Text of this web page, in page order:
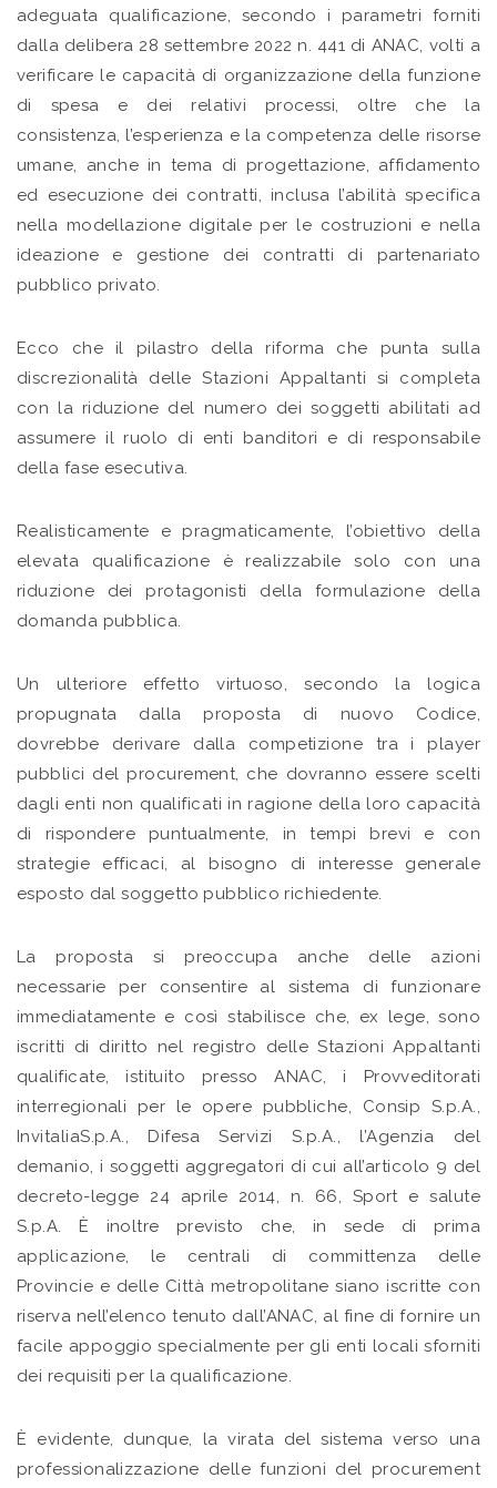
adeguata qualificazione, secondo i parametri forniti
dalla delibera 28 settembre 2022 n. 441 di ANAC, volti a
verificare le capacità di organizzazione della funzione
di spesa e dei relativi processi, oltre che la
consistenza, l’esperienza e la competenza delle risorse
umane, anche in tema di progettazione, affidamento
ed esecuzione dei contratti, inclusa l’abilità specifica
nella modellazione digitale per le costruzioni e nella
ideazione e gestione dei contratti di partenariato
pubblico privato.
Ecco che il pilastro della riforma che punta sulla
discrezionalità delle Stazioni Appaltanti si completa
con la riduzione del numero dei soggetti abilitati ad
assumere il ruolo di enti banditori e di responsabile
della fase esecutiva.
Realisticamente e pragmaticamente, l’obiettivo della
elevata qualificazione è realizzabile solo con una
riduzione dei protagonisti della formulazione della
domanda pubblica.
Un ulteriore effetto virtuoso, secondo la logica
propugnata dalla proposta di nuovo Codice,
dovrebbe derivare dalla competizione tra i player
pubblici del procurement, che dovranno essere scelti
dagli enti non qualificati in ragione della loro capacità
di rispondere puntualmente, in tempi brevi e con
strategie efficaci, al bisogno di interesse generale
esposto dal soggetto pubblico richiedente.
La proposta si preoccupa anche delle azioni
necessarie per consentire al sistema di funzionare
immediatamente e così stabilisce che, ex lege, sono
iscritti di diritto nel registro delle Stazioni Appaltanti
qualificate, istituito presso ANAC, i Provveditorati
interregionali per le opere pubbliche, Consip S.p.A.,
InvitaliaS.p.A., Difesa Servizi S.p.A., l’Agenzia del
demanio, i soggetti aggregatori di cui all’articolo 9 del
decreto-legge 24 aprile 2014, n. 66, Sport e salute
S.p.A. È inoltre previsto che, in sede di prima
applicazione, le centrali di committenza delle
Provincie e delle Città metropolitane siano iscritte con
riserva nell’elenco tenuto dall’ANAC, al fine di fornire un
facile appoggio specialmente per gli enti locali sforniti
dei requisiti per la qualificazione.
È evidente, dunque, la virata del sistema verso una
professionalizzazione delle funzioni del procurement